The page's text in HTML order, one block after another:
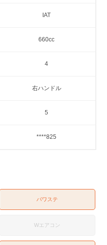
IAT
660cc
4
右ハンドル
5
****825
パワステ
Wエアコン